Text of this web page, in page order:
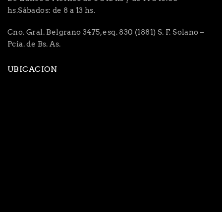
hs.Sábados: de 8 a 13 hs.
Cno. Gral. Belgrano 3475, esq. 830 (1881) S. F. Solano –
Pcia. de Bs. As.
UBICACION